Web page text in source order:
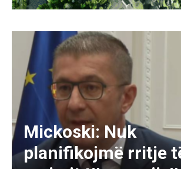
Mickoski: Nuk
planifikojmë rritje